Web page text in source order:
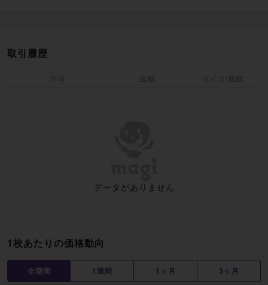
1枚あたりの価格動向
全期間 1週間 1ヶ月 3ヶ月
取引履歴
日時 金額 サイズ/個数
データがありません